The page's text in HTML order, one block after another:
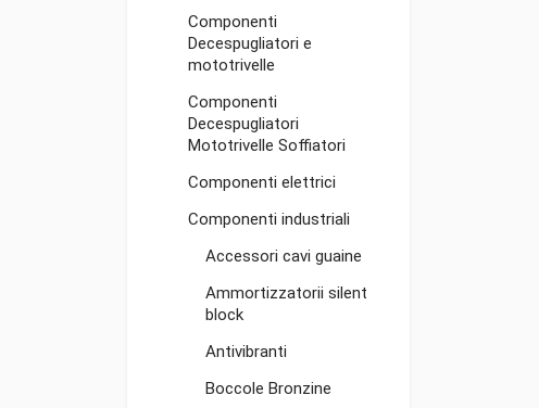
Componenti
Decespugliatori e
mototrivelle
Componenti
Decespugliatori
Mototrivelle Soffiatori
Componenti elettrici
Componenti industriali
Accessori cavi guaine
Ammortizzatorii silent
block
Antivibranti
Boccole Bronzine